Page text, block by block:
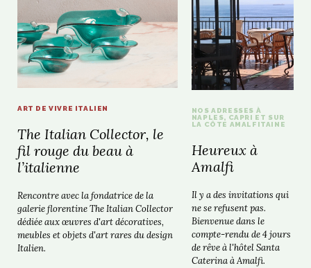
ART DE VIVRE ITALIEN
The Italian Collector, le
fil rouge du beau à
l’italienne
Rencontre avec la fondatrice de la
galerie florentine The Italian Collector
dédiée aux œuvres d'art décoratives,
meubles et objets d'art rares du design
Italien.
NOS ADRESSES À
NAPLES, CAPRI ET SUR
LA CÔTE AMALFITAINE
Heureux à
Amalfi
Il y a des invitations qui
ne se refusent pas.
Bienvenue dans le
compte-rendu de 4 jours
de rêve à l'hôtel Santa
Caterina à Amalfi.